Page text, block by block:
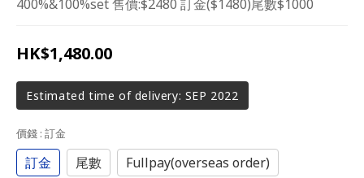
400%&100%set 售價:$2480 訂金($1480)尾數$1000
HK$1,480.00
Estimated time of delivery: SEP 2022
價錢 : 訂金
訂金 尾數 Fullpay(overseas order)